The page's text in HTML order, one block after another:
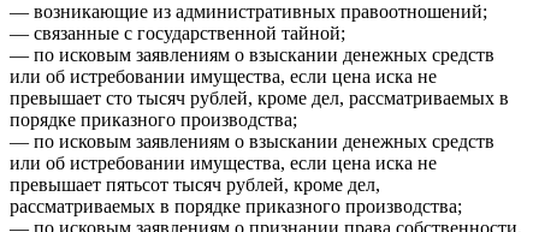
— возникающие из административных правоотношений;
— связанные с государственной тайной;
— по исковым заявлениям о взыскании денежных средств
или об истребовании имущества, если цена иска не
превышает сто тысяч рублей, кроме дел, рассматриваемых в
порядке приказного производства;
— по исковым заявлениям о взыскании денежных средств
или об истребовании имущества, если цена иска не
превышает пятьсот тысяч рублей, кроме дел,
рассматриваемых в порядке приказного производства;